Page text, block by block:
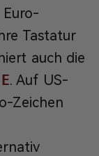
Tastatur
auch die
. Auf US-
Zeichen